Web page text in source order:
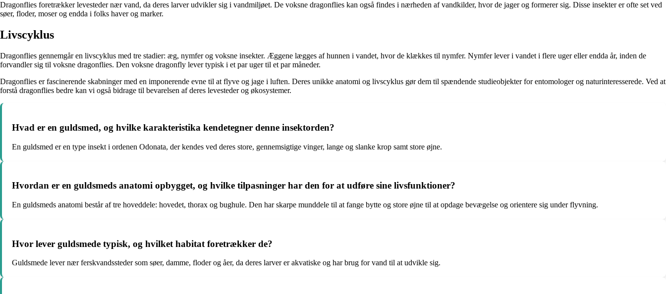
Dragonflies foretrækker levesteder nær vand, da deres larver udvikler sig i vandmiljøet. De voksne dragonflies kan også findes i nærheden af ​​vandkilder, hvor de jager og formerer sig. Disse insekter er ofte set ved
søer, floder, moser og endda i folks haver og marker.
Livscyklus
Dragonflies gennemgår en livscyklus med tre stadier: æg, nymfer og voksne insekter. Æggene lægges af hunnen i vandet, hvor de klækkes til nymfer. Nymfer lever i vandet i flere uger eller endda år, inden de
forvandler sig til voksne dragonflies. Den voksne dragonfly lever typisk i et par uger til et par måneder.
Dragonflies er fascinerende skabninger med en imponerende evne til at flyve og jage i luften. Deres unikke anatomi og livscyklus gør dem til spændende studieobjekter for entomologer og naturinteresserede. Ved at
forstå dragonflies bedre kan vi også bidrage til bevarelsen af deres levesteder og økosystemer.
Hvad er en guldsmed, og hvilke karakteristika kendetegner denne insektorden?
En guldsmed er en type insekt i ordenen Odonata, der kendes ved deres store, gennemsigtige vinger, lange og slanke krop samt store øjne.
Hvordan er en guldsmeds anatomi opbygget, og hvilke tilpasninger har den for at udføre sine livsfunktioner?
En guldsmeds anatomi består af tre hoveddele: hovedet, thorax og bughule. Den har skarpe munddele til at fange bytte og store øjne til at opdage bevægelse og orientere sig under flyvning.
Hvor lever guldsmede typisk, og hvilket habitat foretrækker de?
Guldsmede lever nær ferskvandssteder som søer, damme, floder og åer, da deres larver er akvatiske og har brug for vand til at udvikle sig.